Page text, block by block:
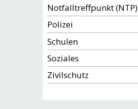
Notfalltreffpunkt (NTP)
Polizei
Schulen
Soziales
Zivilschutz